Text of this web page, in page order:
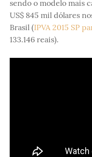
sendo o modelo mais
US$ 845 mil dólares
Brasil (IPVA 2015 SP
133.146 reais).